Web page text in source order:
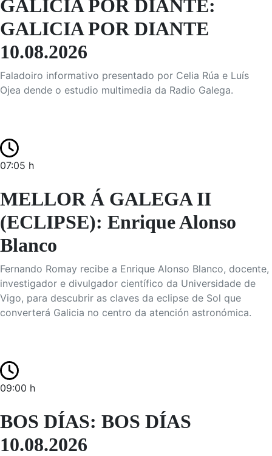
GALICIA POR DIANTE:
GALICIA POR DIANTE
10.08.2026
Faladoiro informativo presentado por Celia Rúa e Luís
Ojea dende o estudio multimedia da Radio Galega.
07:05 h
MELLOR Á GALEGA II
(ECLIPSE): Enrique Alonso
Blanco
Fernando Romay recibe a Enrique Alonso Blanco, docente,
investigador e divulgador científico da Universidade de
Vigo, para descubrir as claves da eclipse de Sol que
converterá Galicia no centro da atención astronómica.
09:00 h
BOS DÍAS: BOS DÍAS
10.08.2026